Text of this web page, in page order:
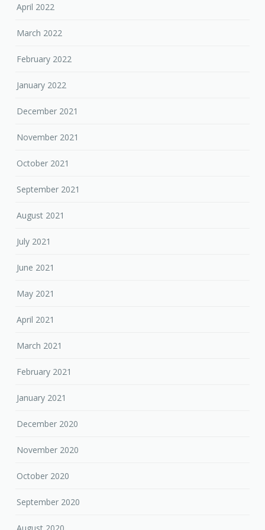
April 2022
March 2022
February 2022
January 2022
December 2021
November 2021
October 2021
September 2021
August 2021
July 2021
June 2021
May 2021
April 2021
March 2021
February 2021
January 2021
December 2020
November 2020
October 2020
September 2020
August 2020